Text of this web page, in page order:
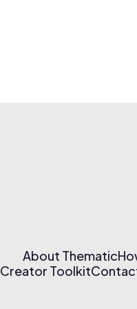
About Thematic
Creator Toolkit